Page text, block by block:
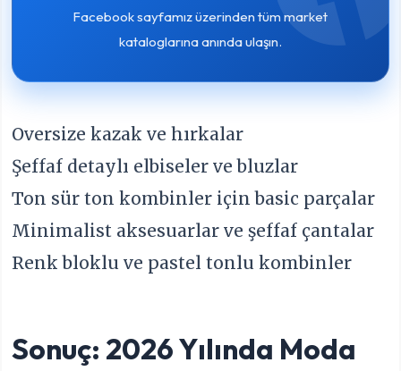
Facebook sayfamız üzerinden tüm market
kataloglarına anında ulaşın.
Oversize kazak ve hırkalar
Şeffaf detaylı elbiseler ve bluzlar
Ton sür ton kombinler için basic parçalar
Minimalist aksesuarlar ve şeffaf çantalar
Renk bloklu ve pastel tonlu kombinler
Sonuç: 2026 Yılında Moda